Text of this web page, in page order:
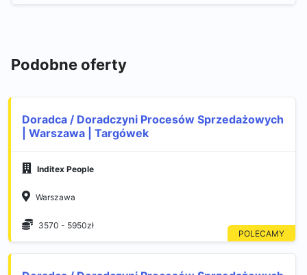
Podobne oferty
Doradca / Doradczyni Procesów Sprzedażowych
| Warszawa | Targówek
Inditex People
Warszawa
3570 - 5950zł